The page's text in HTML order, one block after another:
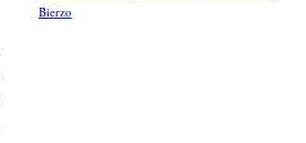
Bierzo